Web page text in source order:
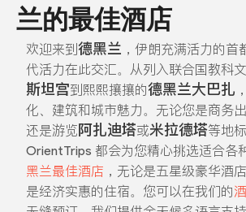
兰的最佳酒店
欢迎来到 德黑兰 ，伊朗充满活力的
代活力在此交汇。从列入联合国教科
斯坦宫到熙熙攘攘的德黑兰大巴扎
化、建筑和城市魅力。无论您是商务
还是游览 阿扎迪塔或米拉德塔等地
OrientTrips 都会为您精心挑选适合各
黑兰最佳酒店 ，无论是五星级豪华酒
是经济实惠的住宿。您可以在我们的